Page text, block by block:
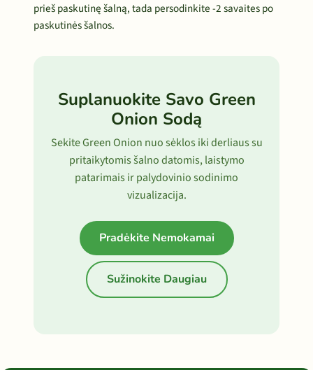
prieš paskutinę šalną, tada persodinkite -2 savaites po
paskutinės šalnos.
Suplanuokite Savo Green
Onion Sodą
Sekite Green Onion nuo sėklos iki derliaus su
pritaikytomis šalno datomis, laistymo
patarimais ir palydovinio sodinimo
vizualizacija.
Pradėkite Nemokamai
Sužinokite Daugiau